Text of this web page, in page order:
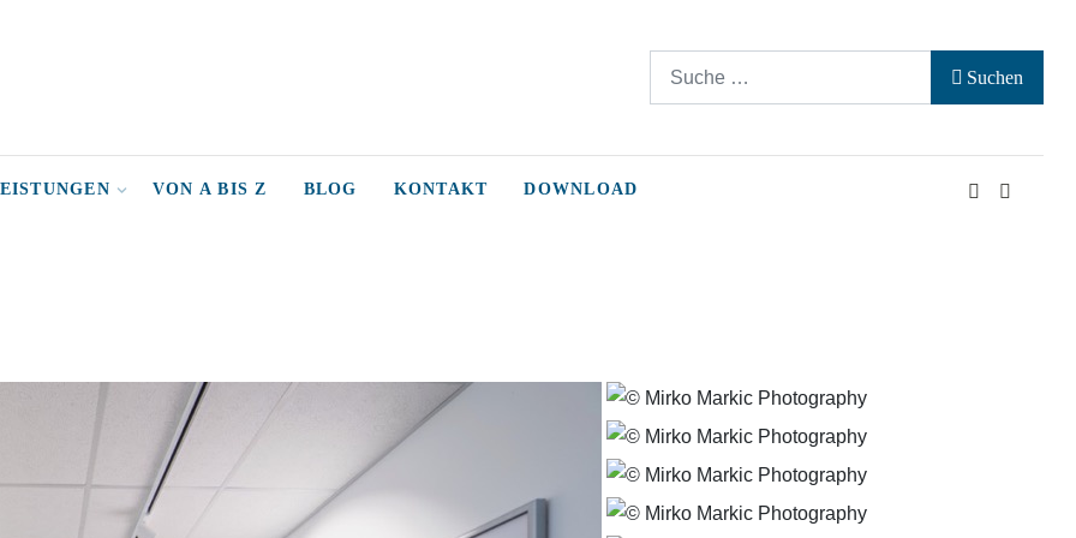
Suchen
VON A BIS Z BLOG KONTAKT DOWNLOAD